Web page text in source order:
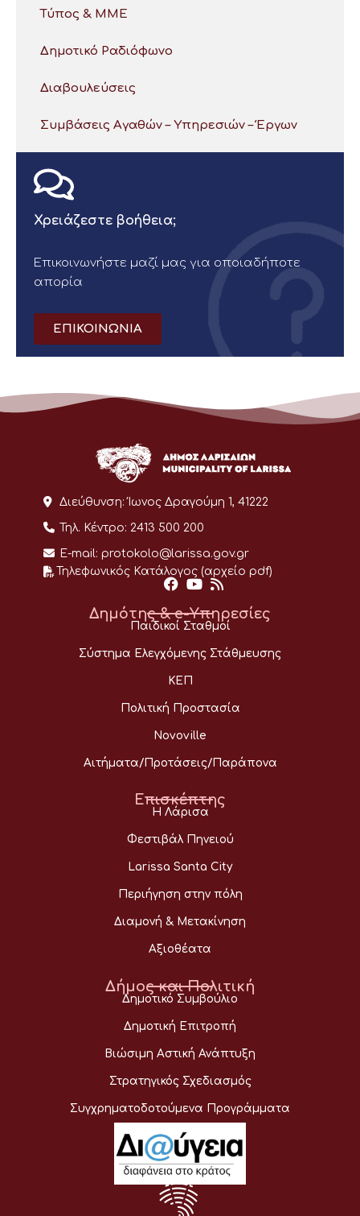
Τύπος & ΜΜΕ
Δημοτικό Ραδιόφωνο
Διαβουλεύσεις
Συμβάσεις Αγαθών – Υπηρεσιών – Έργων
Χρειάζεστε βοήθεια;
Επικοινωνήστε μαζί μας για οποιαδήποτε
απορία
ΕΠΙΚΟΙΝΩΝΙΑ
Διεύθυνση: Ίωνος Δραγούμη 1, 41222
Τηλ. Κέντρο: 2413 500 200
E-mail: protokolo@larissa.gov.gr
Τηλεφωνικός Κατάλογος (αρχείο pdf)
Δημότης & e-Υπηρεσίες
Παιδικοί Σταθμοί
Σύστημα Ελεγχόμενης Στάθμευσης
ΚΕΠ
Πολιτική Προστασία
Novoville
Αιτήματα/Προτάσεις/Παράπονα
Επισκέπτης
Η Λάρισα
Φεστιβάλ Πηνειού
Larissa Santa City
Περιήγηση στην πόλη
Διαμονή & Μετακίνηση
Αξιοθέατα
Δήμος και Πολιτική
Δημοτικό Συμβούλιο
Δημοτική Επιτροπή
Βιώσιμη Αστική Ανάπτυξη
Στρατηγικός Σχεδιασμός
Συγχρηματοδοτούμενα Προγράμματα